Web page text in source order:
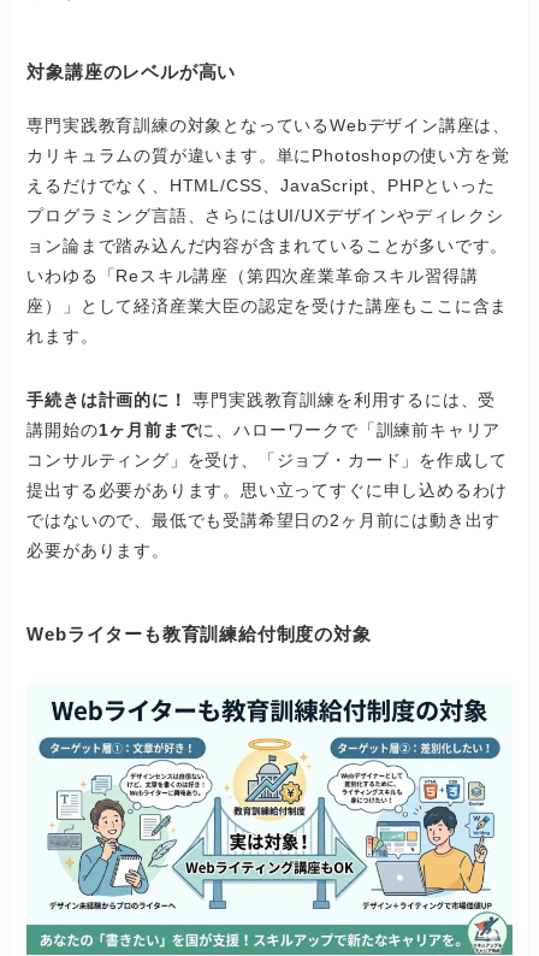
対象講座のレベルが高い
専門実践教育訓練の対象となっているWebデザイン講座は、
カリキュラムの質が違います。単にPhotoshopの使い方を覚
えるだけでなく、HTML/CSS、JavaScript、PHPといった
プログラミング言語、さらにはUI/UXデザインやディレクシ
ョン論まで踏み込んだ内容が含まれていることが多いです。
いわゆる「Reスキル講座（第四次産業革命スキル習得講
座）」として経済産業大臣の認定を受けた講座もここに含ま
れます。
手続きは計画的に！
専門実践教育訓練を利用するには、受
講開始の1ヶ月前までに、ハローワークで「訓練前キャリア
コンサルティング」を受け、「ジョブ・カード」を作成して
提出する必要があります。思い立ってすぐに申し込めるわけ
ではないので、最低でも受講希望日の2ヶ月前には動き出す
必要があります。
Webライターも教育訓練給付制度の対象